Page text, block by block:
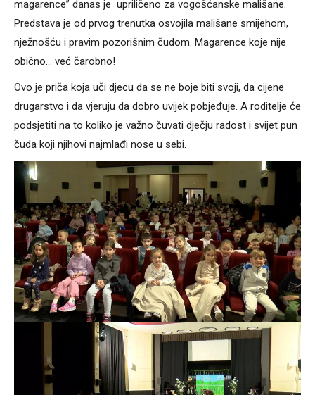
magarence” danas je upriličeno za vogošćanske mališane.
Predstava je od prvog trenutka osvojila mališane smijehom,
nježnošću i pravim pozorišnim čudom. Magarence koje nije
obično… već čarobno!
Ovo je priča koja uči djecu da se ne boje biti svoji, da cijene
drugarstvo i da vjeruju da dobro uvijek pobjeđuje. A roditelje će
podsjetiti na to koliko je važno čuvati dječju radost i svijet pun
čuda koji njihovi najmlađi nose u sebi.